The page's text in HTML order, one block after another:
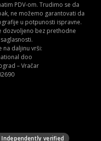
PDV-om. Trudimo se da
ne možemo garantovati da
u potpunosti ispravne.
dozvoljeno bez prethodne
na daljinu vrši:
doo
– Vračar
Independently verified